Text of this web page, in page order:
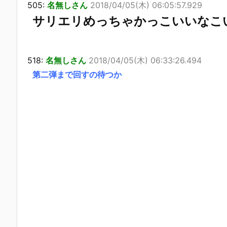
505: 名無しさん 2018/04/05(木) 06:05:57.929
サリエリめっちゃかっこいいなこ
518: 名無しさん 2018/04/05(木) 06:33:26.494
第二弾まで回すの待つか